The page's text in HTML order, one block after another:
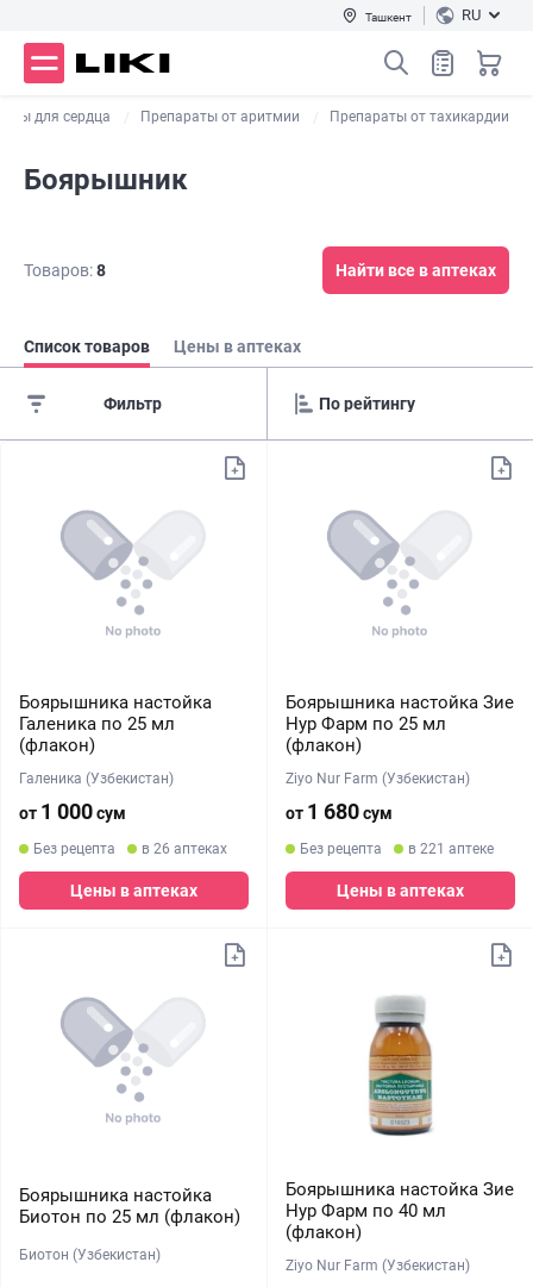
Ташкент RU
для сердца Препараты от аритмии Препараты от тахикардии
Боярышник
Товаров:8 Найти все в аптеках
Список товаров Цены в аптеках
Фильтр
Боярышника настойка
Галеника по 25 мл
(флакон)
Галеника (Узбекистан)
от 1 000сум
Без рецепта в 26 аптеках
Цены в аптеках
Боярышника настойка Зие
Нур Фарм по 25 мл
(флакон)
Ziyo Nur Farm (Узбекистан)
от 1 680сум
Без рецепта в 221 аптеке
Цены в аптеках
Боярышника настойка
Биотон по 25 мл (флакон)
Биотон (Узбекистан)
Боярышника настойка Зие
Нур Фарм по 40 мл
(флакон)
Ziyo Nur Farm (Узбекистан)